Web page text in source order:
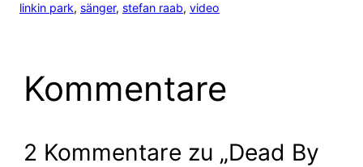
linkin park, sänger, stefan raab, video
Kommentare
2 Kommentare zu „Dead By